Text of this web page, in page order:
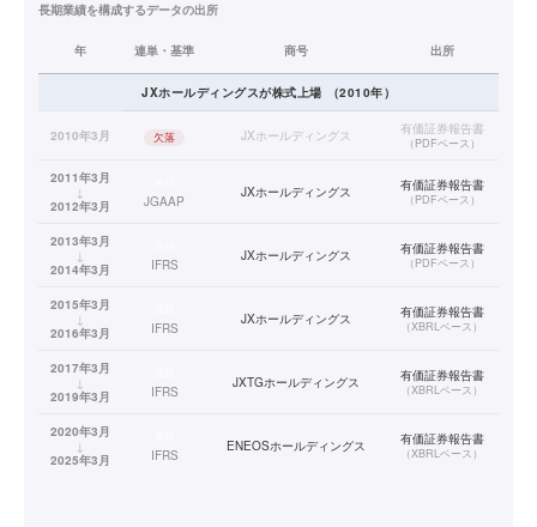
長期業績を構成するデータの出所
年 連単・基準 商号 出所
JXホールディングスが株式上場 （2010年）
2010年3月 欠落 JXホールディングス 有価証券報告書
（PDFベース）
2011年3月
↓
2012年3月
JGAAP
JXホールディングス 有価証券報告書
（PDFベース）
2013年3月
↓
2014年3月
IFRS
JXホールディングス 有価証券報告書
（PDFベース）
2015年3月
↓
2016年3月
IFRS
JXホールディングス 有価証券報告書
（XBRLベース）
2017年3月
↓
2019年3月
IFRS
JXTGホールディングス 有価証券報告書
（XBRLベース）
2020年3月
↓
2025年3月
IFRS
ENEOSホールディングス 有価証券報告書
（XBRLベース）